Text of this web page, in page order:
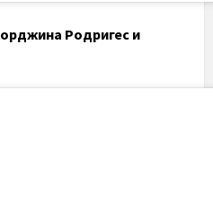
Родригес и